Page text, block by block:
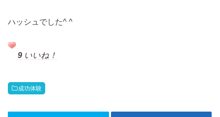
ハッシュでした^ ^
9 いいね！
成功体験